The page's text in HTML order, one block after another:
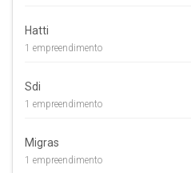
Hatti
1 empreendimento
Sdi
1 empreendimento
Migras
1 empreendimento